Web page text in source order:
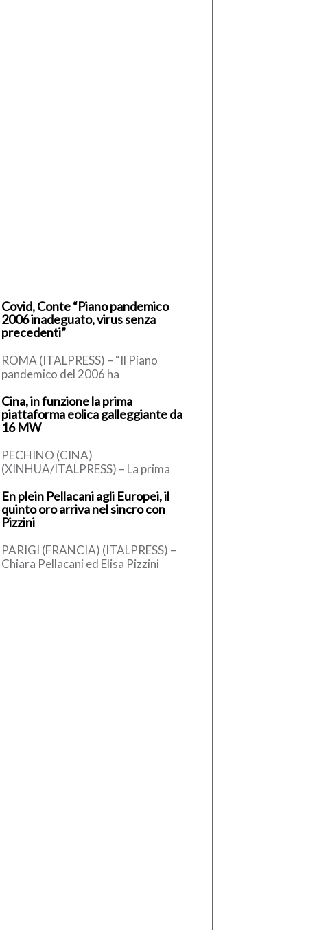
Covid, Conte “Piano pandemico
2006 inadeguato, virus senza
precedenti”
ROMA (ITALPRESS) – “Il Piano
pandemico del 2006 ha
totalmente inadeguata, perchè ci
trovavamo dinanzi a un […]
Cina, in funzione la prima
piattaforma eolica galleggiante da
16 MW
PECHINO (CINA)
(XINHUA/ITALPRESS) – La prima
cinese da 16 megawatt, sviluppata
in modo indipendente e dotata di
[…]
En plein Pellacani agli Europei, il
quinto oro arriva nel sincro con
Pizzini
PARIGI (FRANCIA) (ITALPRESS) –
Chiara Pellacani ed Elisa Pizzini